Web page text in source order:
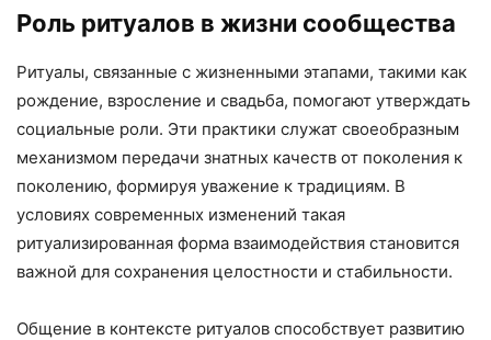
Роль ритуалов в жизни сообщества
Ритуалы, связанные с жизненными этапами, такими как
рождение, взросление и свадьба, помогают утверждать
социальные роли. Эти практики служат своеобразным
механизмом передачи знатных качеств от поколения к
поколению, формируя уважение к традициям. В
условиях современных изменений такая
ритуализированная форма взаимодействия становится
важной для сохранения целостности и стабильности.
Общение в контексте ритуалов способствует развитию